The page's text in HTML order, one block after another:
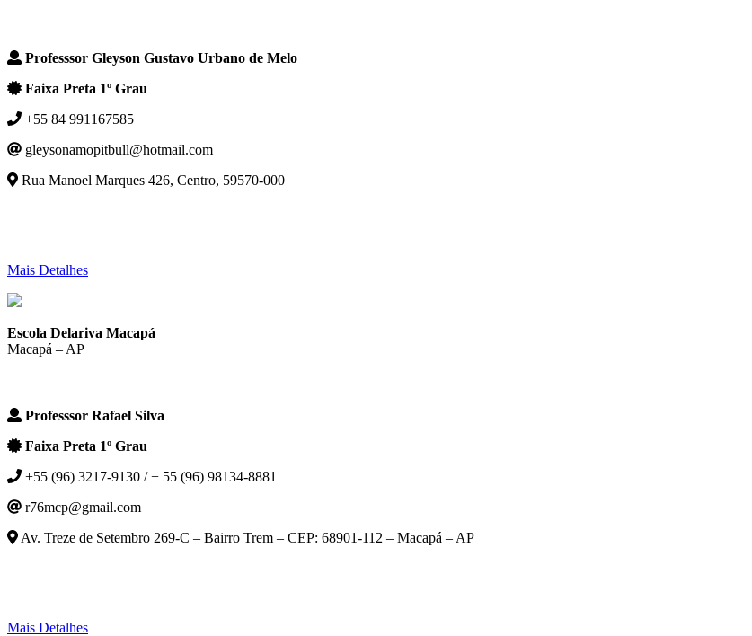
Professsor Gleyson Gustavo Urbano de Melo
Faixa Preta 1º Grau
+55 84 991167585
gleysonamopitbull@hotmail.com
Rua Manoel Marques 426, Centro, 59570-000
Mais Detalhes
Escola Delariva Macapá
Macapá – AP
Professsor Rafael Silva
Faixa Preta 1º Grau
+55 (96) 3217-9130 / + 55 (96) 98134-8881
r76mcp@gmail.com
Av. Treze de Setembro 269-C – Bairro Trem – CEP: 68901-112 – Macapá – AP
Mais Detalhes